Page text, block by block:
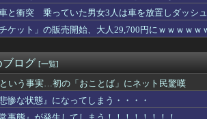
と衝突 乗っていた男女3人は車を放置しダッシ
ケット」の販売開始、大人29,700円にｗｗｗｗｗ
ブログ [一覧]
いう事実…初の「おことば」にネット民驚嘆
惨な状態』になってしまう・・・・